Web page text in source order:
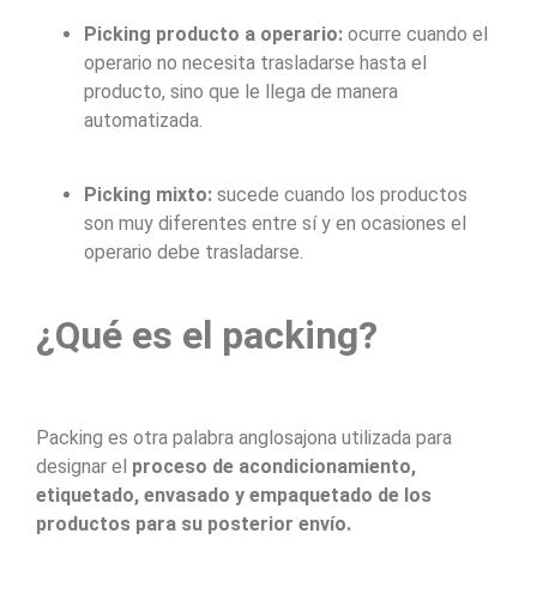
Picking producto a operario: ocurre cuando el
operario no necesita trasladarse hasta el
producto, sino que le llega de manera
automatizada.
Picking mixto: sucede cuando los productos
son muy diferentes entre sí y en ocasiones el
operario debe trasladarse.
¿Qué es el packing?
Packing es otra palabra anglosajona utilizada para
designar el proceso de acondicionamiento,
etiquetado, envasado y empaquetado de los
productos para su posterior envío.